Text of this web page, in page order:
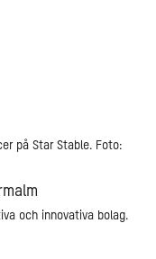
på Star Stable. Foto:
och innovativa bolag.